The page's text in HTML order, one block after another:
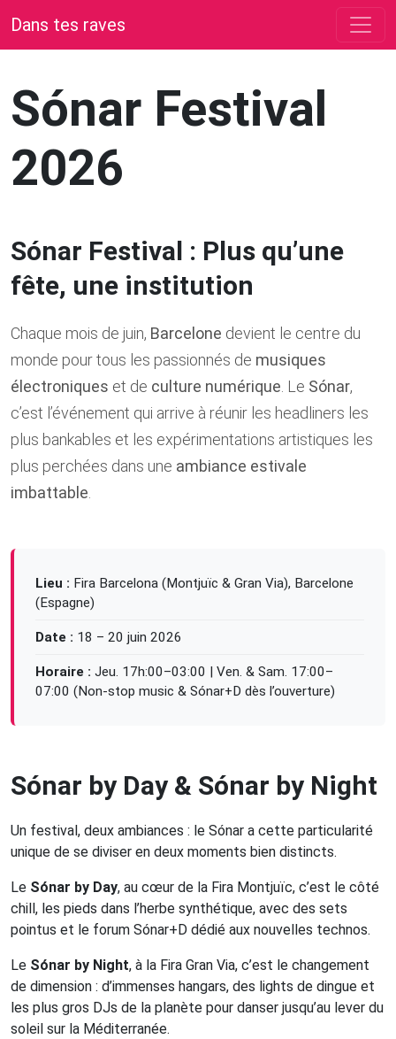
Dans tes raves
Sónar Festival
2026
Sónar Festival : Plus qu’une
fête, une institution
Chaque mois de juin, Barcelone devient le centre du
monde pour tous les passionnés de musiques
électroniques et de culture numérique . Le Sónar,
c’est l’événement qui arrive à réunir les headliners les
plus bankables et les expérimentations artistiques les
plus perchées dans une ambiance estivale
imbattable
Lieu : Fira Barcelona (Montjuïc & Gran Via), Barcelone
(Espagne)
Date : 18 – 20 juin 2026
Horaire : Jeu. 17h:00–03:00 | Ven. & Sam. 17:00–
07:00 (Non-stop music & Sónar+D dès l’ouverture)
Sónar by Day & Sónar by Night
Un festival, deux ambiances : le Sónar a cette particularité
unique de se diviser en deux moments bien distincts.
Le Sónar by Day, au cœur de la Fira Montjuïc, c’est le côté
chill, les pieds dans l’herbe synthétique, avec des sets
pointus et le forum Sónar+D dédié aux nouvelles technos.
Le Sónar by Night, à la Fira Gran Via, c’est le changement
de dimension : d’immenses hangars, des lights de dingue et
les plus gros DJs de la planète pour danser jusqu’au lever du
soleil sur la Méditerranée.